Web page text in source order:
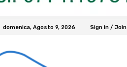
domenica, Agosto 9, 2026 Sign in / Join